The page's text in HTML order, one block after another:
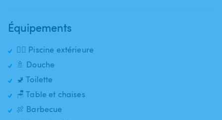
Équipements
🏊‍♂️ Piscine extérieure
🚿 Douche
🚽 Toilette
🪑 Table et chaises
🍖 Barbecue